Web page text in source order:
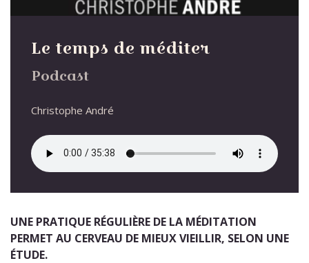
Le temps de méditer
Podcast
Christophe André
UNE PRATIQUE RÉGULIÈRE DE LA MÉDITATION
PERMET AU CERVEAU DE MIEUX VIEILLIR, SELON UNE
ÉTUDE.